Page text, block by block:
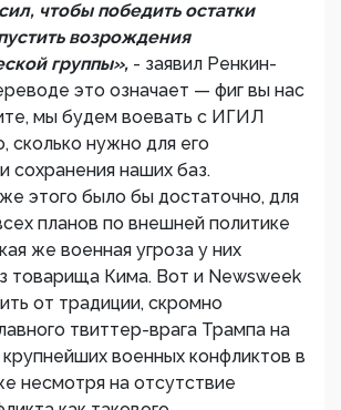
чтобы победить остатки
возрождения
группы», - заявил Ренкин-
это означает — фиг вы нас
мы будем воевать с ИГИЛ
сколько нужно для его
сохранения наших баз.
этого было бы достаточно, для
планов по внешней политике
же военная угроза у них
товарища Кима. Вот и Newsweek
от традиции, скромно
твиттер-врага Трампа на
военных конфликтов в
несмотря на отсутствие